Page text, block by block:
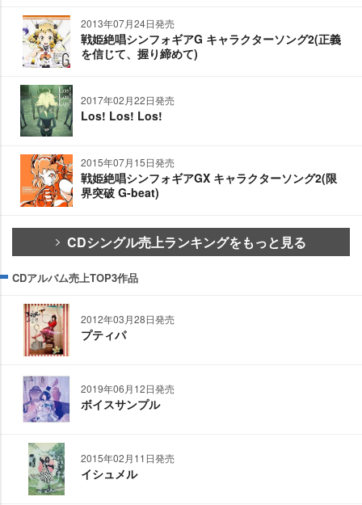
2013年07月24日発売
戦姫絶唱シンフォギアG キャラクターソング2(正義
を信じて、握り締めて)
2017年02月22日発売
Los! Los! Los!
2015年07月15日発売
戦姫絶唱シンフォギアGX キャラクターソング2(限
界突破 G-beat)
CDシングル売上ランキングをもっと見る
CDアルバム売上TOP3作品
2012年03月28日発売
プティパ
2019年06月12日発売
ボイスサンプル
2015年02月11日発売
イシュメル